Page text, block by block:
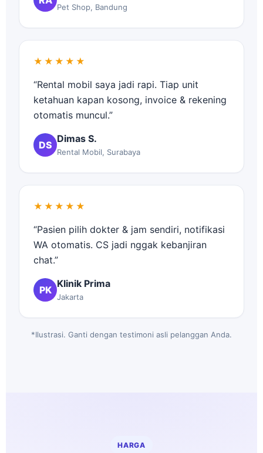
Pet Shop, Bandung
★★★★★
“Rental mobil saya jadi rapi. Tiap unit
ketahuan kapan kosong, invoice & rekening
otomatis muncul.”
DS
Dimas S.
Rental Mobil, Surabaya
★★★★★
“Pasien pilih dokter & jam sendiri, notifikasi
WA otomatis. CS jadi nggak kebanjiran
chat.”
PK
Klinik Prima
Jakarta
*Ilustrasi. Ganti dengan testimoni asli pelanggan Anda.
HARGA